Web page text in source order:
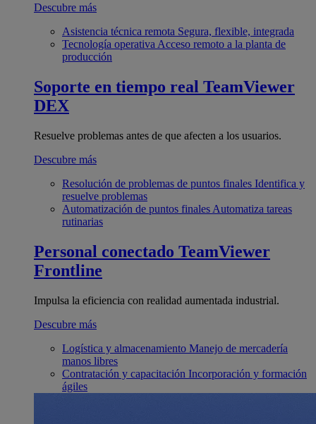
Descubre más
Asistencia técnica remota Segura, flexible, integrada
Tecnología operativa Acceso remoto a la planta de
producción
Soporte en tiempo real TeamViewer
DEX
Resuelve problemas antes de que afecten a los usuarios.
Descubre más
Resolución de problemas de puntos finales Identifica y
resuelve problemas
Automatización de puntos finales Automatiza tareas
rutinarias
Personal conectado TeamViewer
Frontline
Impulsa la eficiencia con realidad aumentada industrial.
Descubre más
Logística y almacenamiento Manejo de mercadería
manos libres
Contratación y capacitación Incorporación y formación
ágiles